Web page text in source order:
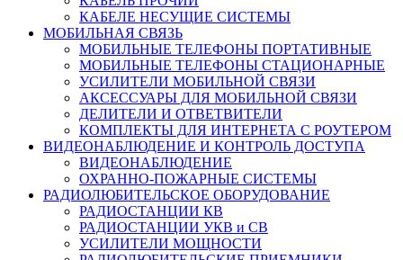
КАБЕЛЕ НЕСУЩИЕ СИСТЕМЫ
МОБИЛЬНАЯ СВЯЗЬ
МОБИЛЬНЫЕ ТЕЛЕФОНЫ ПОРТАТИВНЫЕ
МОБИЛЬНЫЕ ТЕЛЕФОНЫ СТАЦИОНАРНЫЕ
УСИЛИТЕЛИ МОБИЛЬНОЙ СВЯЗИ
АКСЕССУАРЫ ДЛЯ МОБИЛЬНОЙ СВЯЗИ
ДЕЛИТЕЛИ И ОТВЕТВИТЕЛИ
КОМПЛЕКТЫ ДЛЯ ИНТЕРНЕТА С РОУТЕРОМ
ВИДЕОНАБЛЮДЕНИЕ И КОНТРОЛЬ ДОСТУПА
ВИДЕОНАБЛЮДЕНИЕ
ОХРАННО-ПОЖАРНЫЕ СИСТЕМЫ
РАДИОЛЮБИТЕЛЬСКОЕ ОБОРУДОВАНИЕ
РАДИОСТАНЦИИ КВ
РАДИОСТАНЦИИ УКВ и СВ
УСИЛИТЕЛИ МОЩНОСТИ